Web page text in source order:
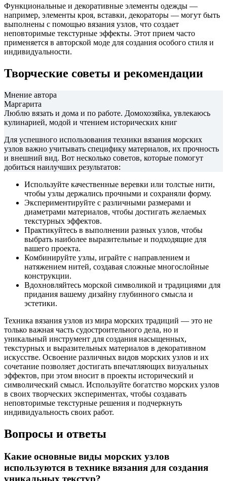
Функциональные и декоративные элементы одежды —
например, элементы кроя, вставки, декораторы — могут быть
выполнены с помощью вязания узлов, что создает
неповторимые текстурные эффекты. Этот прием часто
применяется в авторской моде для создания особого стиля и
индивидуальности.
Творческие советы и рекомендации
Мнение автора
Маргарита
Люблю вязать и дома и по работе. Домохозяйка, увлекаюсь
кулинарией, модой и чтением исторических книг
Для успешного использования техники вязания морских
узлов важно учитывать специфику материалов, их прочность
и внешний вид. Вот несколько советов, которые помогут
добиться наилучших результатов:
Используйте качественные веревки или толстые нити,
чтобы узлы держались прочными и сохраняли форму.
Экспериментируйте с различными размерами и
диаметрами материалов, чтобы достигать желаемых
текстурных эффектов.
Практикуйтесь в выполнении разных узлов, чтобы
выбрать наиболее выразительные и подходящие для
вашего проекта.
Комбинируйте узлы, играйте с направлением и
натяжением нитей, создавая сложные многослойные
конструкции.
Вдохновляйтесь морской символикой и традициями для
придания вашему дизайну глубинного смысла и
эстетики.
Техника вязания узлов из мира морских традиций — это не
только важная часть судостроительного дела, но и
уникальный инструмент для создания насыщенных,
текстурных и выразительных материалов в декоративном
искусстве. Освоение различных видов морских узлов и их
сочетание позволяет достигать впечатляющих визуальных
эффектов, при этом вносит в проекты исторический и
символический смысл. Используйте богатство морских узлов
в своих творческих экспериментах, чтобы создавать
неповторимые текстурные решения и подчеркнуть
индивидуальность своих работ.
Вопросы и ответы
Какие основные виды морских узлов
используются в технике вязания для создания
уникальных текстур?